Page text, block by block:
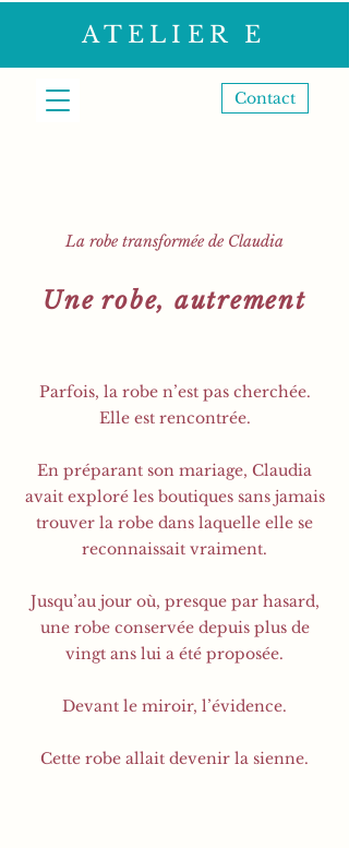
ATELIER E
Contact
La robe transformée de Claudia
Une robe, autrement
Parfois, la robe n’est pas cherchée.
Elle est rencontrée.
En préparant son mariage, Claudia
avait exploré les boutiques sans jamais
trouver la robe dans laquelle elle se
reconnaissait vraiment.
Jusqu’au jour où, presque par hasard,
une robe conservée depuis plus de
vingt ans lui a été proposée.
Devant le miroir, l’évidence.
Cette robe allait devenir la sienne.